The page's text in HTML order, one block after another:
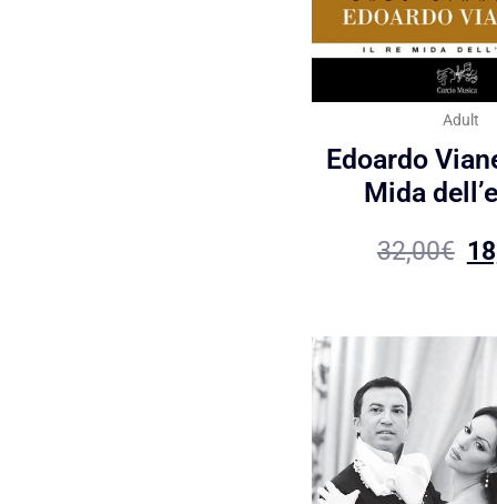
Adult
Edoardo
Mida
32,00€